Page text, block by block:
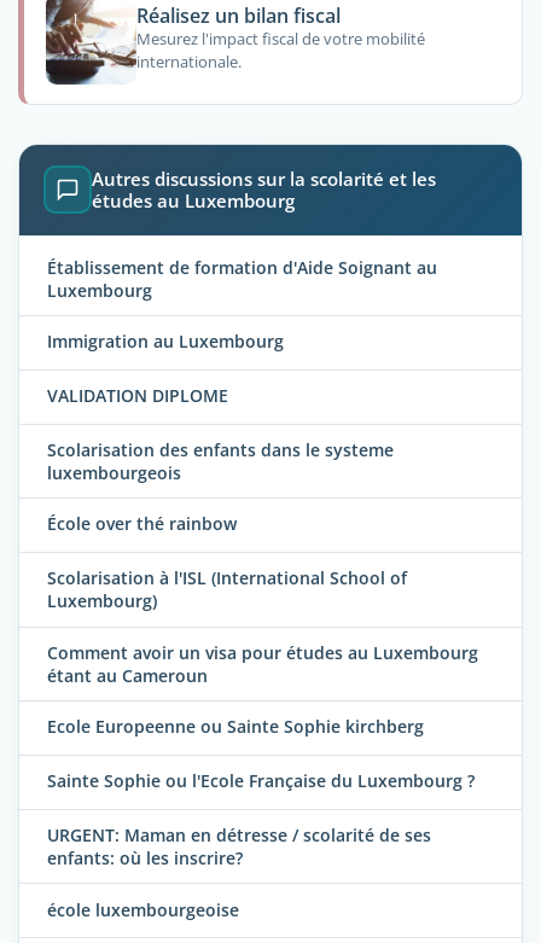
Réalisez un bilan fiscal
Mesurez l'impact fiscal de votre mobilité
internationale.
Autres discussions sur la scolarité et les
études au Luxembourg
Établissement de formation d'Aide Soignant au
Luxembourg
Immigration au Luxembourg
VALIDATION DIPLOME
Scolarisation des enfants dans le systeme
luxembourgeois
École over thé rainbow
Scolarisation à l'ISL (International School of
Luxembourg)
Comment avoir un visa pour études au Luxembourg
étant au Cameroun
Ecole Europeenne ou Sainte Sophie kirchberg
Sainte Sophie ou l'Ecole Française du Luxembourg ?
URGENT: Maman en détresse / scolarité de ses
enfants: où les inscrire?
école luxembourgeoise